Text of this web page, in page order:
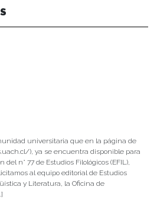
universitaria que en la página de
), ya se encuentra disponible para
n° 77 de Estudios Filológicos (EFIL),
al equipo editorial de Estudios
y Literatura, la Oficina de